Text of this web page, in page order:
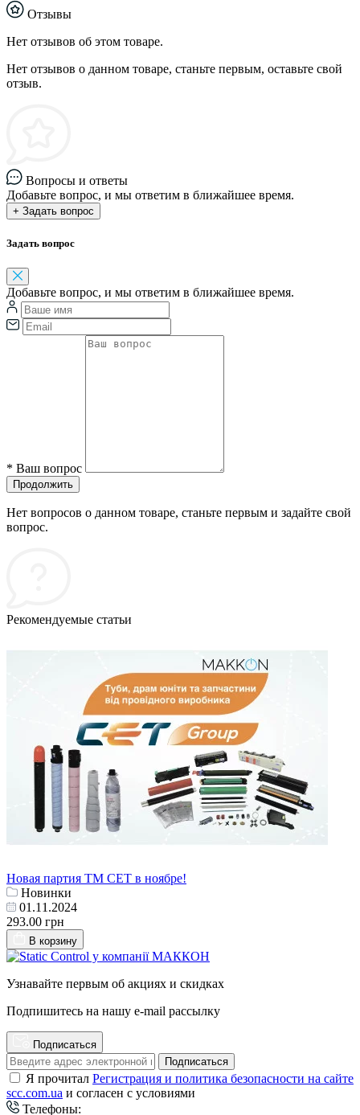
Отзывы
Нет отзывов об этом товаре.
Нет отзывов о данном товаре, станьте первым, оставьте свой
отзыв.
Вопросы и ответы
Добавьте вопрос, и мы ответим в ближайшее время.
+ Задать вопрос
Задать вопрос
Добавьте вопрос, и мы ответим в ближайшее время.
* Ваш вопрос
Продолжить
Нет вопросов о данном товаре, станьте первым и задайте свой
вопрос.
Рекомендуемые статьи
Новая партия ТМ СЕТ в ноябре!
Новинки
01.11.2024
293.00 грн
В корзину
Узнавайте первым об акциях и скидках
Подпишитесь на нашу e-mail рассылку
Подписаться
Подписаться
Я прочитал Регистрация и политика безопасности на сайте
scc.com.ua и согласен с условиями
Телефоны: